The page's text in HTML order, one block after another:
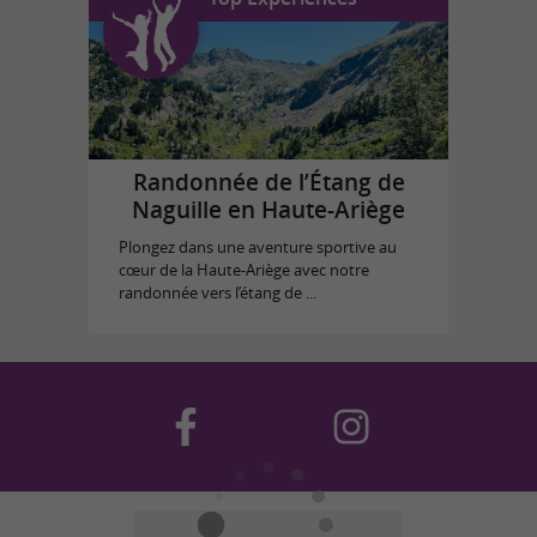
Randonnée de l’Étang de
Naguille en Haute-Ariège
Plongez dans une aventure sportive au
cœur de la Haute-Ariège avec notre
randonnée vers l’étang de ...